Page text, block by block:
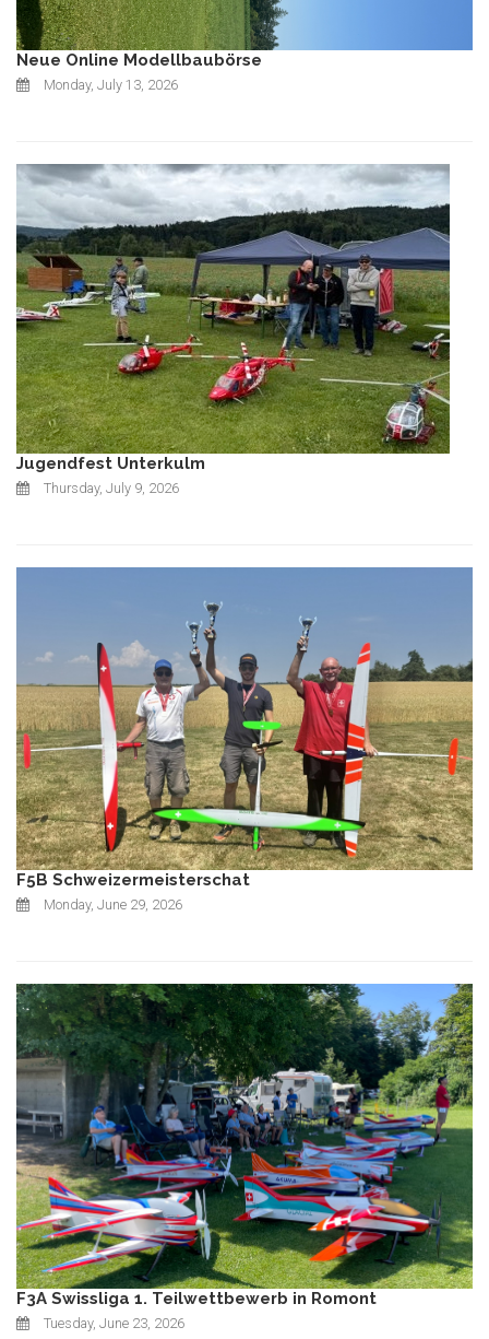
Neue Online Modellbaubörse
Monday, July 13, 2026
Jugendfest Unterkulm
Thursday, July 9, 2026
F5B Schweizermeisterschat
Monday, June 29, 2026
F3A Swissliga 1. Teilwettbewerb in Romont
Tuesday, June 23, 2026